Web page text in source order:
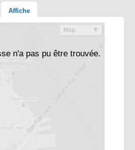
Affiche
n'a pas pu être trouvée.